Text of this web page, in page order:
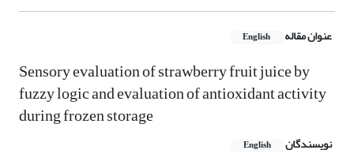
عنوان مقاله English
Sensory evaluation of strawberry fruit juice by
fuzzy logic and evaluation of antioxidant activity
during frozen storage
نویسندگان English